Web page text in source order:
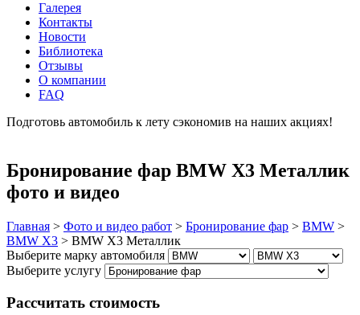
Галерея
Контакты
Новости
Библиотека
Отзывы
О компании
FAQ
Подготовь автомобиль к лету сэкономив на наших акциях!
Бронирование фар BMW X3 Металлик
фото и видео
Главная > Фото и видео работ > Бронирование фар > BMW >
BMW X3 > BMW X3 Металлик
Выберите марку автомобиля
Выберите услугу
Рассчитать стоимость